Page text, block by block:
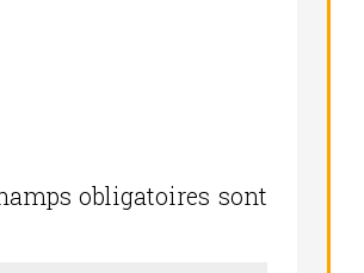
obligatoires sont